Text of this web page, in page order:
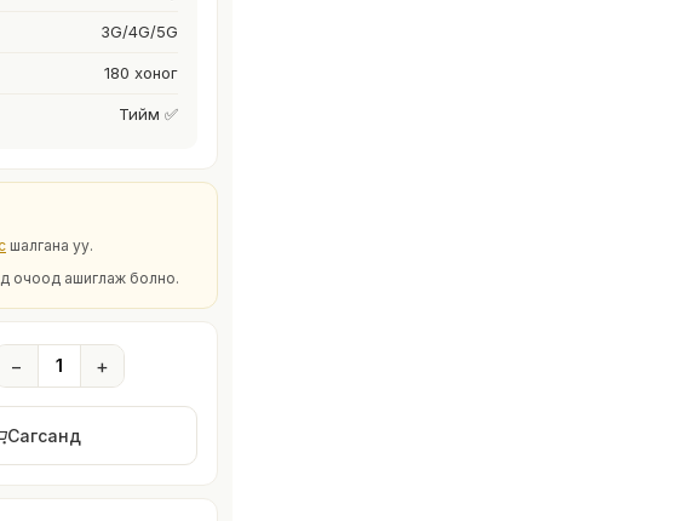
3G/4G/5G
180 хоног
Тийм ✅
шалгана уу.
очоод ашиглаж болно.
− 1 +
Сагсанд